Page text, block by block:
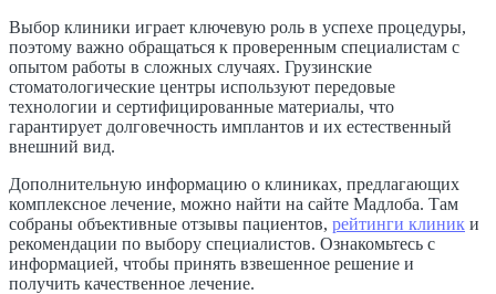
Выбор клиники играет ключевую роль в успехе процедуры,
поэтому важно обращаться к проверенным специалистам с
опытом работы в сложных случаях. Грузинские
стоматологические центры используют передовые
технологии и сертифицированные материалы, что
гарантирует долговечность имплантов и их естественный
внешний вид.
Дополнительную информацию о клиниках, предлагающих
комплексное лечение, можно найти на сайте Мадлоба. Там
собраны объективные отзывы пациентов, рейтинги клиник и
рекомендации по выбору специалистов. Ознакомьтесь с
информацией, чтобы принять взвешенное решение и
получить качественное лечение.